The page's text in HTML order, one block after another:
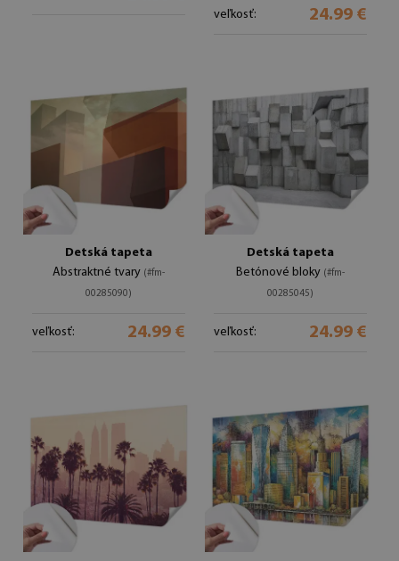
veľkosť: 24.99 €
Detská tapeta
Abstraktné tvary (#fm-
00285090)
veľkosť: 24.99 €
Detská tapeta
Betónové bloky (#fm-
00285045)
veľkosť: 24.99 €